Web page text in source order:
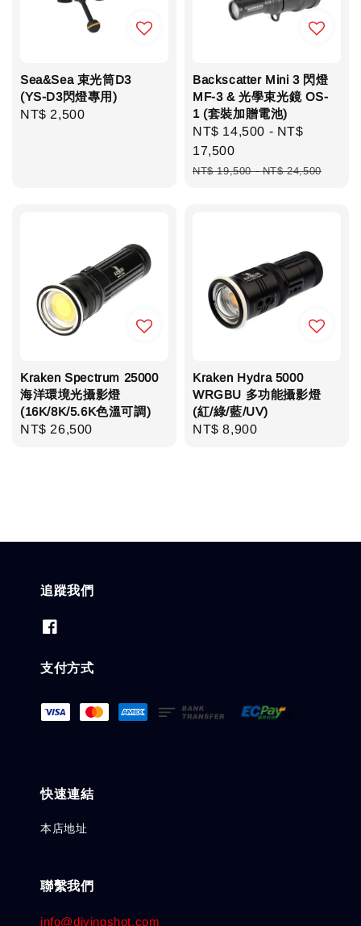
Sea&Sea 束光筒D3
(YS-D3閃燈專用)
Regular
NT$ 2,500
Backscatter Mini 3 閃燈
MF-3 & 光學束光鏡 OS-
1 (套裝加贈電池)
Sale
price
NT$ 14,500 - NT$
17,500
Regular
NT$ 19,500-NT$ 24,500
Kraken Spectrum 25000
海洋環境光攝影燈
(16K/8K/5.6K色溫可調)
Regular
NT$ 26,500
Kraken Hydra 5000
WRGBU 多功能攝影燈
(紅/綠/藍/UV)
Regular
NT$ 8,900
追蹤我們
支付方式
快速連結
本店地址
聯繫我們
info@divingshot.com